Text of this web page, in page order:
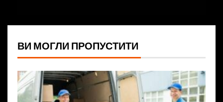
ВИ МОГЛИ ПРОПУСТИТИ